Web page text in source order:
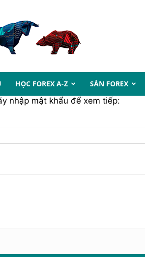
HỌC FOREX A-Z SÀN FOREX
nhập mật khẩu để xem tiếp: